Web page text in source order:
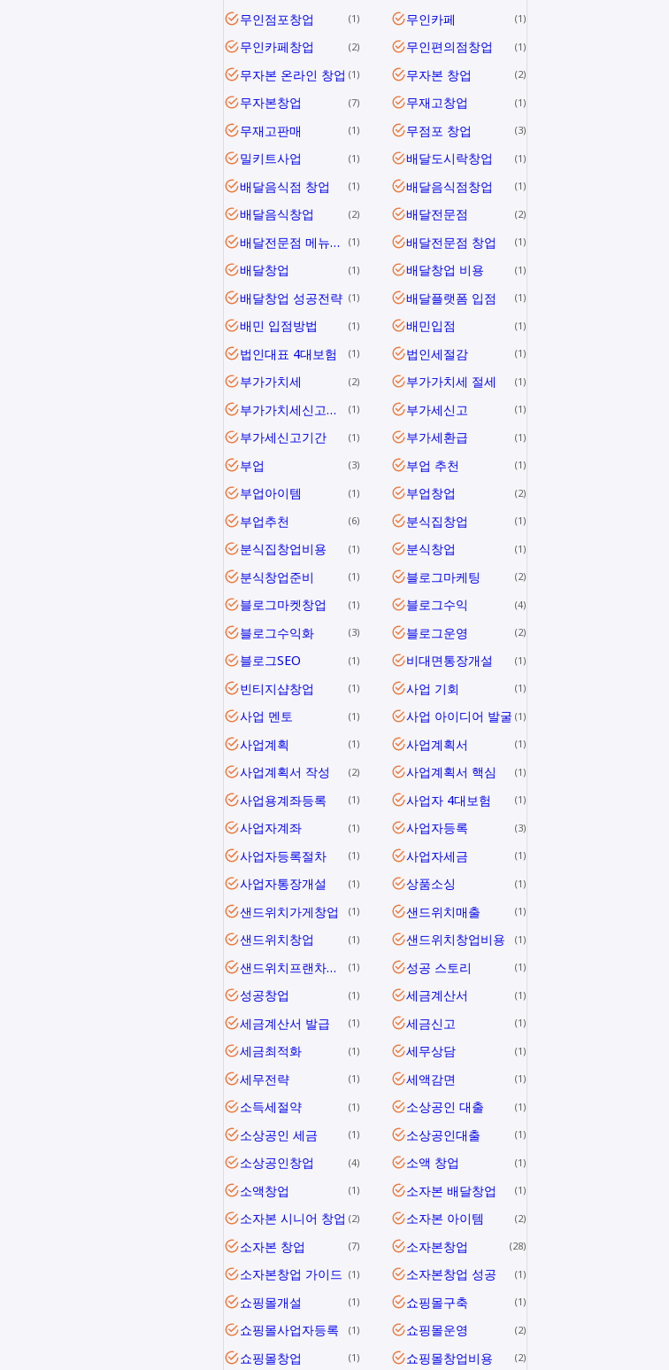
무인점포창업 1 무인카페 1
무인카페창업 2 무인편의점창업 1
무자본 온라인 창업 1 무자본 창업 2
무자본창업 7 무재고창업 1
무재고판매 1 무점포 창업 3
밀키트사업 1 배달도시락창업 1
배달음식점 창업 1 배달음식점창업 1
배달음식창업 2 배달전문점 2
배달전문점 메뉴개발 1 배달전문점 창업 1
배달창업 1 배달창업 비용 1
배달창업 성공전략 1 배달플랫폼 입점 1
배민 입점방법 1 배민입점 1
법인대표 4대보험 1 법인세절감 1
부가가치세 2 부가가치세 절세 1
부가가치세신고방법 1 부가세신고 1
부가세신고기간 1 부가세환급 1
부업 3 부업 추천 1
부업아이템 1 부업창업 2
부업추천 6 분식집창업 1
분식집창업비용 1 분식창업 1
분식창업준비 1 블로그마케팅 2
블로그마켓창업 1 블로그수익 4
블로그수익화 3 블로그운영 2
블로그SEO 1 비대면통장개설 1
빈티지샵창업 1 사업 기회 1
사업 멘토 1 사업 아이디어 발굴 1
사업계획 1 사업계획서 1
사업계획서 작성 2 사업계획서 핵심 1
사업용계좌등록 1 사업자 4대보험 1
사업자계좌 1 사업자등록 3
사업자등록절차 1 사업자세금 1
사업자통장개설 1 상품소싱 1
샌드위치가게창업 1 샌드위치매출 1
샌드위치창업 1 샌드위치창업비용 1
샌드위치프랜차이즈 1 성공 스토리 1
성공창업 1 세금계산서 1
세금계산서 발급 1 세금신고 1
세금최적화 1 세무상담 1
세무전략 1 세액감면 1
소득세절약 1 소상공인 대출 1
소상공인 세금 1 소상공인대출 1
소상공인창업 4 소액 창업 1
소액창업 1 소자본 배달창업 1
소자본 시니어 창업 2 소자본 아이템 2
소자본 창업 7 소자본창업 28
소자본창업 가이드 1 소자본창업 성공 1
쇼핑몰개설 1 쇼핑몰구축 1
쇼핑몰사업자등록 1 쇼핑몰운영 2
쇼핑몰창업 1 쇼핑몰창업비용 2